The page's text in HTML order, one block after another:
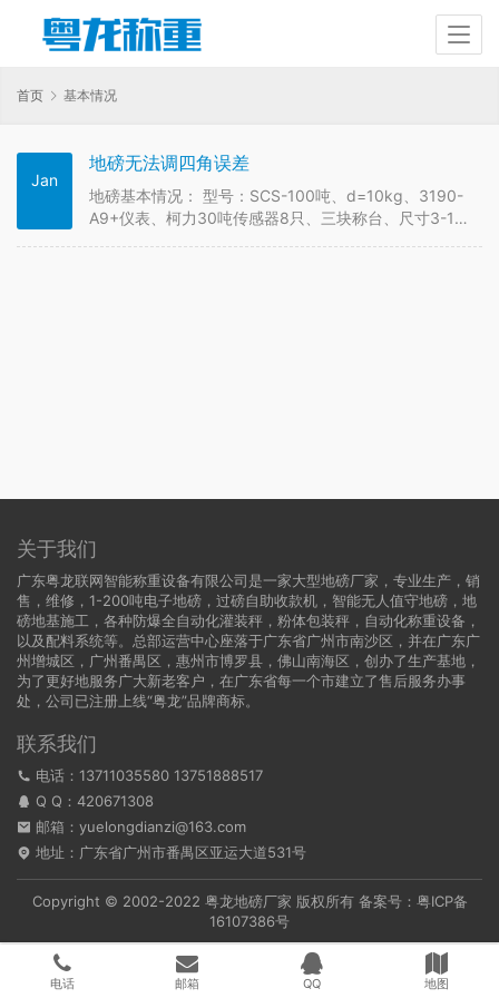
首页 基本情况
Jan
地磅无法调四角误差
地磅基本情况： 型号：SCS-100吨、d=10kg、3190-
A9+仪表、柯力30吨传感器8只、三块称台、尺寸3-16
关于我们
广东粤龙联网智能称重设备有限公司是一家大型地磅厂家，专业生产，销
售，维修，1-200吨电子地磅，过磅自助收款机，智能无人值守地磅，地
磅地基施工，各种防爆全自动化灌装秤，粉体包装秤，自动化称重设备，
以及配料系统等。总部运营中心座落于广东省广州市南沙区，并在广东广
州增城区，广州番禺区，惠州市博罗县，佛山南海区，创办了生产基地，
为了更好地服务广大新老客户，在广东省每一个市建立了售后服务办事
处，公司已注册上线“粤龙”品牌商标。
联系我们
电话：13711035580 13751888517
Q Q： 420671308
邮箱：yuelongdianzi@163.com
地址：广东省广州市番禺区亚运大道531号
Copyright © 2002-2022 粤龙地磅厂家 版权所有 备案号： 粤ICP备
16107386号
电话 邮箱 QQ 地图